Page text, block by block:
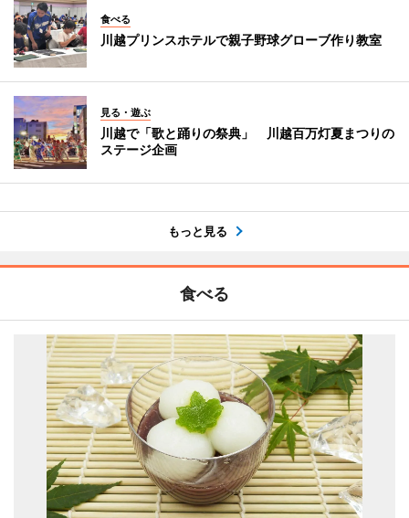
食べる
川越プリンスホテルで親子野球グローブ作り教室
見る・遊ぶ
川越で「歌と踊りの祭典」 川越百万灯夏まつりの
ステージ企画
もっと見る
食べる